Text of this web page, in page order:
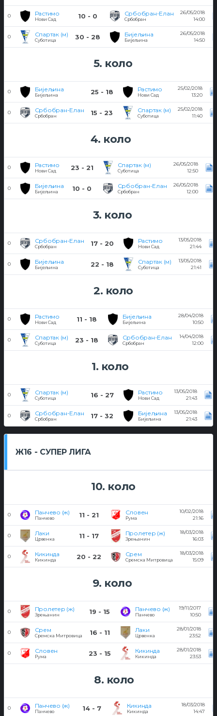
0 Растимо
Нови Сад 10 - 0 Србобран-Елан
Србобран
26/05/2018
14:00
0 Спартак (м)
Суботица 30 - 28 Бијељина
Бијељина
26/05/2018
14:50
5. коло
0 Бијељина
Бијељина 25 - 18 Растимо
Нови Сад
25/02/2018
13:20
0 Србобран-Елан
Србобран 15 - 23 Спартак (м)
Суботица
25/02/2018
11:40
4. коло
0 Растимо
Нови Сад 23 - 21 Спартак (м)
Суботица
26/05/2018
12:50
0 Бијељина
Бијељина 10 - 0 Србобран-Елан
Србобран
26/05/2018
12:00
3. коло
0 Србобран-Елан
Србобран 17 - 20 Растимо
Нови Сад
13/05/2018
21:44
0 Бијељина
Бијељина 22 - 18 Спартак (м)
Суботица
13/05/2018
21:41
2. коло
0 Растимо
Нови Сад 11 - 18 Бијељина
Бијељина
28/04/2018
10:50
0 Спартак (м)
Суботица 23 - 18 Србобран-Елан
Србобран
14/04/2018
12:00
1. коло
0 Спартак (м)
Суботица 16 - 27 Растимо
Нови Сад
13/05/2018
21:43
0 Србобран-Елан
Србобран 17 - 32 Бијељина
Бијељина
13/05/2018
21:43
Ж16 - СУПЕР ЛИГА
10. коло
0 Панчево (ж)
Панчево 11 - 21 Словен
Рума
10/02/2018
21:16
0 Лаки
Црвенка 11 - 17 Пролетер (ж)
Зрењанин
18/03/2018
16:03
0 Кикинда
Кикинда 20 - 22 Срем
Сремска Митровица
18/03/2018
15:09
9. коло
0 Пролетер (ж)
Зрењанин 19 - 15 Панчево (ж)
Панчево
19/11/2017
10:50
0 Срем
Сремска Митровица 16 - 11 Лаки
Црвенка
28/01/2018
23:52
0 Словен
Рума 23 - 15 Кикинда
Кикинда
28/01/2018
23:53
8. коло
0 Панчево (ж)
Панчево 14 - 7 Кикинда
Кикинда
18/03/2018
14:47